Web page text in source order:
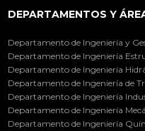
DEPARTAMENTOS Y
Departamento de Ingeniería y
Departamento de Ingeniería
Departamento de Ingeniería
Departamento de Ingeniería de
Departamento de Ingeniería
Departamento de Ingeniería
Departamento de Ingeniería